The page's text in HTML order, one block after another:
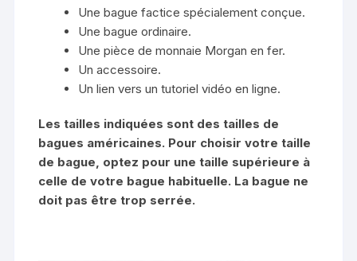
Une bague factice spécialement conçue.
Une bague ordinaire.
Une pièce de monnaie Morgan en fer.
Un accessoire.
Un lien vers un tutoriel vidéo en ligne.
Les tailles indiquées sont des tailles de
bagues américaines. Pour choisir votre taille
de bague, optez pour une taille supérieure à
celle de votre bague habituelle. La bague ne
doit pas être trop serrée.